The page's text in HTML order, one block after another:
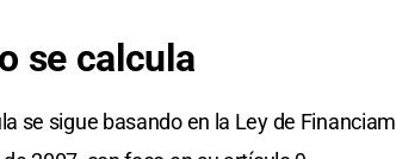
se calcula
se sigue basando en la Ley de